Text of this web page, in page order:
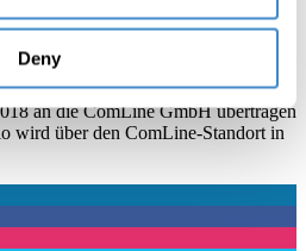
Deny
Digital Audio bei
für alle Mackie-
an die ComLine GmbH übertragen
wird über den ComLine-Standort in